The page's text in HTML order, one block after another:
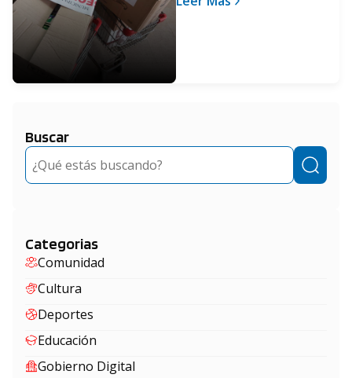
Buscar
Buscar
Categorias
Comunidad
Cultura
Deportes
Educación
Gobierno Digital